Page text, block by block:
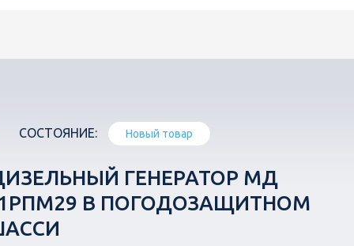
СОСТОЯНИЕ: Новый товар
ГЕНЕРАТОР МД
1РПМ29 В ПОГОДОЗАЩИТНОМ